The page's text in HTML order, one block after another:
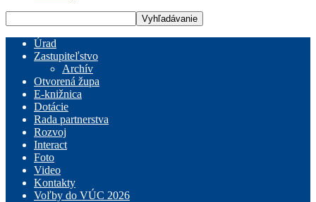
Úrad
Zastupiteľstvo
Archív
Otvorená župa
E-knižnica
Dotácie
Rada partnerstva
Rozvoj
Interact
Foto
Video
Kontakty
Voľby do VÚC 2026